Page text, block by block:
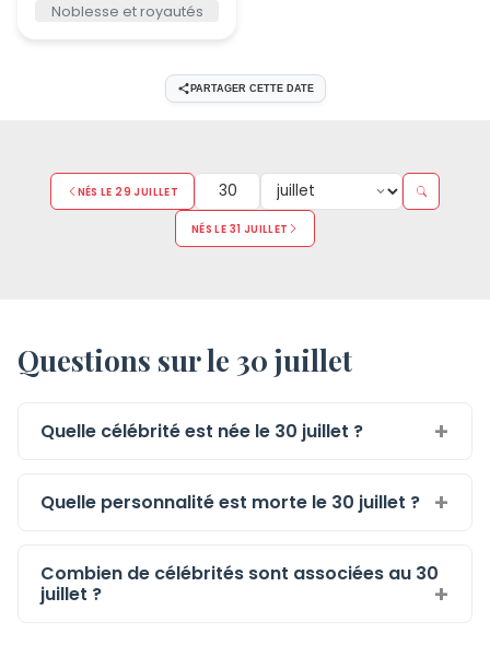
Noblesse et royautés
PARTAGER CETTE DATE
NÉS LE 29 JUILLET
NÉS LE 31 JUILLET
Questions sur le 30 juillet
Quelle célébrité est née le 30 juillet ?
Quelle personnalité est morte le 30 juillet ?
Combien de célébrités sont associées au 30
juillet ?